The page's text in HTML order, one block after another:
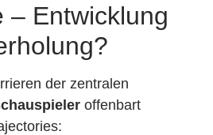
– Entwicklung
der zentralen
offenbart